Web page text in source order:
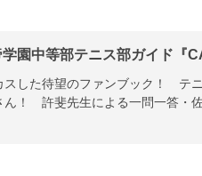
学園中等部テニス部ガイド『
スした待望のファンブック！ テ
！ 許斐先生による一問一答・